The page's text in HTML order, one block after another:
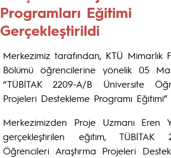
Programları Eğitimi
Gerçekleştirildi
Merkezimiz tarafından, KTÜ Mimarlık
Bölümü öğrencilerine yönelik 05
“TÜBİTAK 2209-A/B Üniversite
Projeleri Destekleme Programı Eğitimi”
Merkezimizden Proje Uzmanı Eren
gerçekleştirilen eğitim, TÜBİTAK
Öğrencileri Araştırma Projeleri